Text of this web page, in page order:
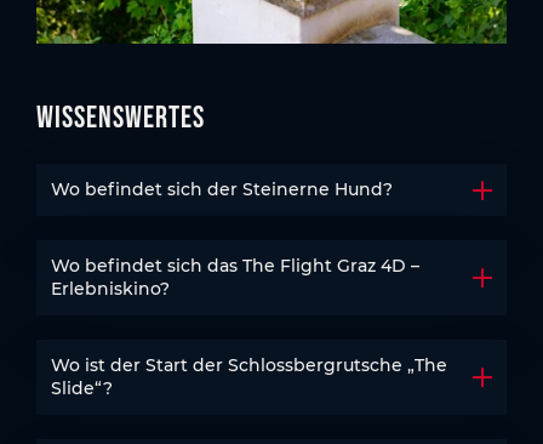
Wissenswertes
Wo befindet sich der Steinerne Hund?
Wo befindet sich das The Flight Graz 4D –
Erlebniskino?
Wo ist der Start der Schlossbergrutsche „The
Slide“?